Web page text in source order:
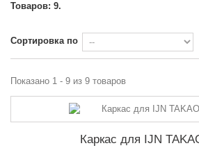
Товаров: 9.
Сортировка по
Показано 1 - 9 из 9 товаров
Каркас для IJN